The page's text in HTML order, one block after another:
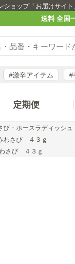
ョップ「お届けサイト
送料 全国
#激辛アイテム #
定期便
び・ホースラディッシュ
わさび ４３ｇ
さび ４３ｇ